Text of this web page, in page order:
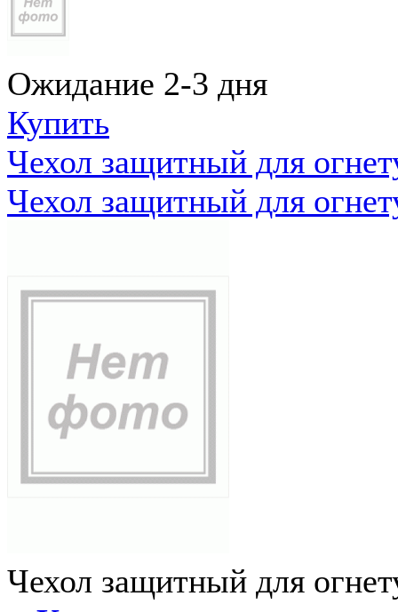
Ожидание 2-3 дня
Купить
Чехол защитный для
Чехол защитный для
Чехол защитный для